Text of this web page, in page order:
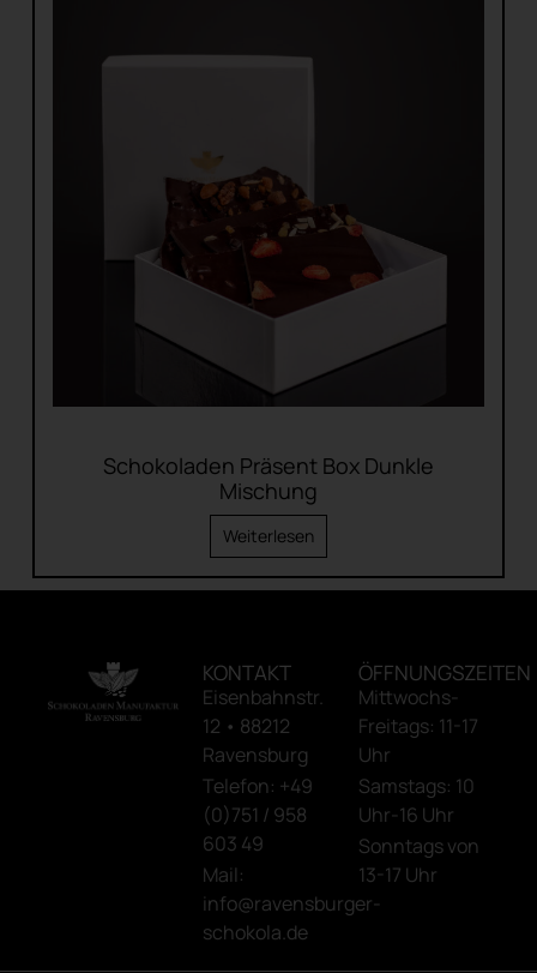
Schokoladen Präsent Box Dunkle
Mischung
Weiterlesen
KONTAKT
Eisenbahnstr.
12 • 88212
Ravensburg
Telefon: +49
(0)751 / 958
603 49
Mail:
info@ravensburger-
schokola.de
ÖFFNUNGSZEITEN
Mittwochs-
Freitags: 11-17
Uhr
Samstags: 10
Uhr-16 Uhr
Sonntags von
13-17 Uhr